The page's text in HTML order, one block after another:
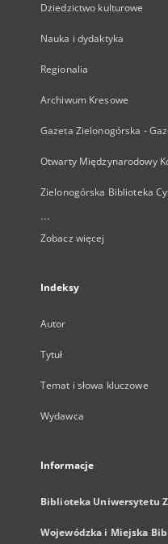
Dziedzictwo kulturowe
Nauka i dydaktyka
Regionalia
Archiwum Kresowe
Gazeta Zielonogórska -
Otwarty Międzynarodowy
Zielonogórska Biblioteka
...
Zobacz więcej
Indeksy
Autor
Tytuł
Temat i słowa kluczowe
Wydawca
Informacje
Biblioteka Uniwersytetu
Wojewódzka i Miejska